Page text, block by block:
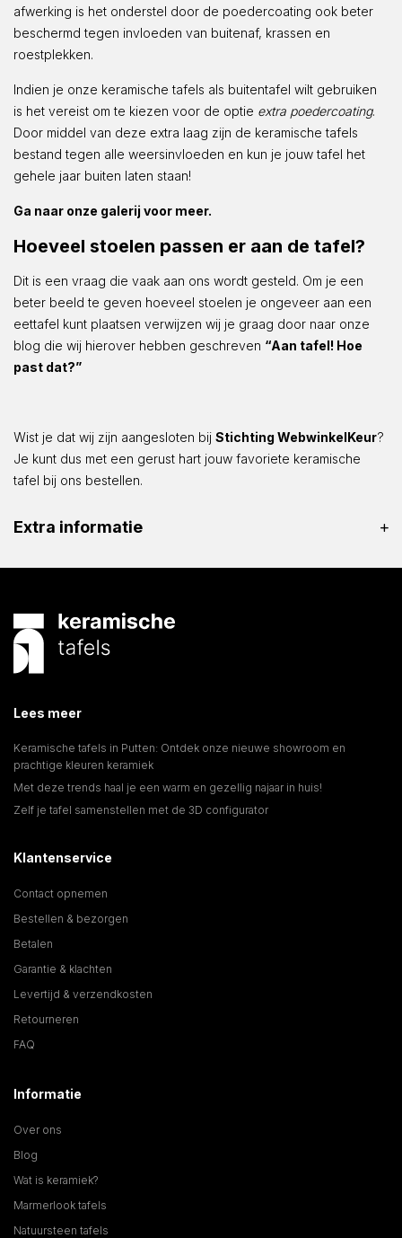
afwerking is het onderstel door de poedercoating ook beter
beschermd tegen invloeden van buitenaf, krassen en
roestplekken.
Indien je onze keramische tafels als buitentafel wilt gebruiken
is het vereist om te kiezen voor de optie extra poedercoating.
Door middel van deze extra laag zijn de keramische tafels
bestand tegen alle weersinvloeden en kun je jouw tafel het
gehele jaar buiten laten staan!
Ga naar onze galerij voor meer.
Hoeveel stoelen passen er aan de tafel?
Dit is een vraag die vaak aan ons wordt gesteld. Om je een
beter beeld te geven hoeveel stoelen je ongeveer aan een
eettafel kunt plaatsen verwijzen wij je graag door naar onze
blog die wij hierover hebben geschreven “Aan tafel! Hoe
past dat?”
Wist je dat wij zijn aangesloten bij Stichting WebwinkelKeur?
Je kunt dus met een gerust hart jouw favoriete keramische
tafel bij ons bestellen.
Extra informatie
Lees meer
Keramische tafels in Putten: Ontdek onze nieuwe showroom en
prachtige kleuren keramiek
Met deze trends haal je een warm en gezellig najaar in huis!
Zelf je tafel samenstellen met de 3D configurator
Klantenservice
Contact opnemen
Bestellen & bezorgen
Betalen
Garantie & klachten
Levertijd & verzendkosten
Retourneren
FAQ
Informatie
Over ons
Blog
Wat is keramiek?
Marmerlook tafels
Natuursteen tafels